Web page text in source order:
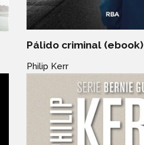
Pálido criminal (ebook)
Philip Kerr